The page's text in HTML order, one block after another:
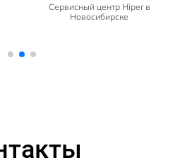
Сервисный центр Hiper в
Новосибирске